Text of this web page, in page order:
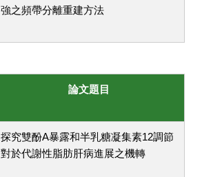
強之頻帶分離重建方法
論文題目
探究雙酚A暴露和半乳糖凝集素12調節
對於代謝性脂肪肝病進展之機轉